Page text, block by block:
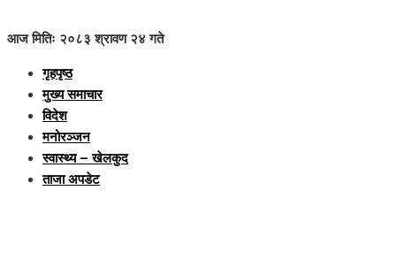
आज मितिः २०८३ श्रावण २४ गते
गृहपृष्ठ
मुख्य समाचार
विदेश
मनोरञ्जन
स्वास्थ्य – खेलकुद
ताजा अपडेट